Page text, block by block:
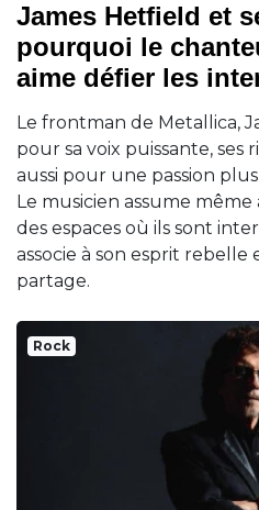
James Hetfield et
pourquoi le
aime défier les
Le frontman de Metallica,
pour sa voix puissante, ses
aussi pour une passion
Le musicien assume
des espaces où ils sont
associe à son esprit
partage.
Rock